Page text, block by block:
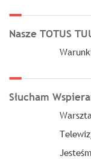
Nasze TOTUS
Słucham